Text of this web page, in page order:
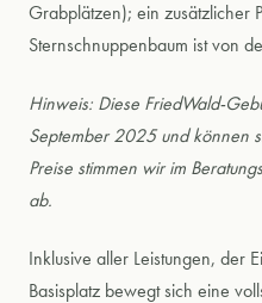
Grabplätzen); ein zusätzlicher
Sternschnuppenbaum ist von
Hinweis: Diese FriedWald-
September 2025 und können
Preise stimmen wir im
ab.
Inklusive aller Leistungen, der
Basisplatz bewegt sich eine